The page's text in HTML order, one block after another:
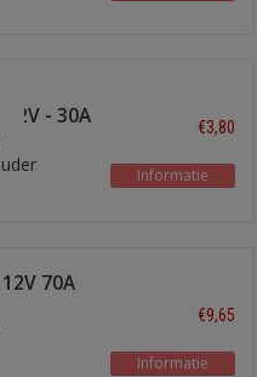
- 30A
€3,80
Informatie
70A
€9,65
Informatie